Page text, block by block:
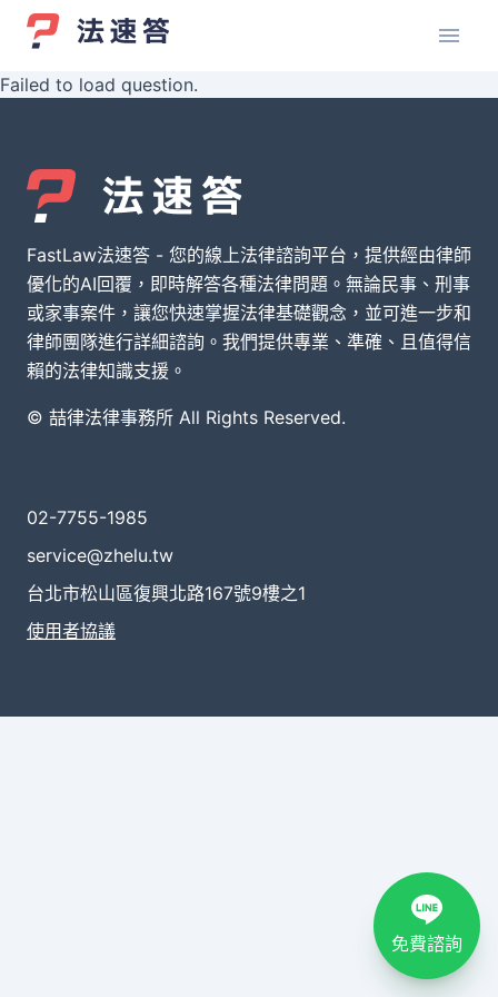
Failed to load question.
FastLaw法速答 - 您的線上法律諮詢平台，提供經由律師
優化的AI回覆，即時解答各種法律問題。無論民事、刑事
或家事案件，讓您快速掌握法律基礎觀念，並可進一步和
律師團隊進行詳細諮詢。我們提供專業、準確、且值得信
賴的法律知識支援。
© 喆律法律事務所 All Rights Reserved.
02-7755-1985
service@zhelu.tw
台北市松山區復興北路167號9樓之1
使用者協議
免費諮詢